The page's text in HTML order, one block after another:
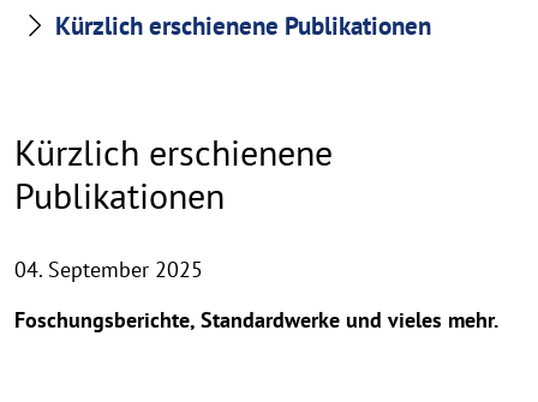
Kürzlich erschienene Publikationen
Kürzlich erschienene
Publikationen
04. September 2025
Foschungsberichte, Standardwerke und vieles mehr.